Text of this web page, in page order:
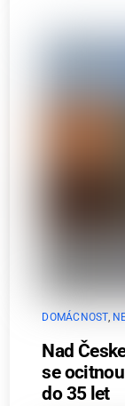
DOMÁCNOST,
Nad
se
do 35 let